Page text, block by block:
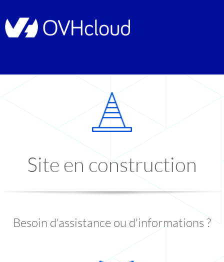
Site en construction
Besoin d'assistance ou d'informations ?